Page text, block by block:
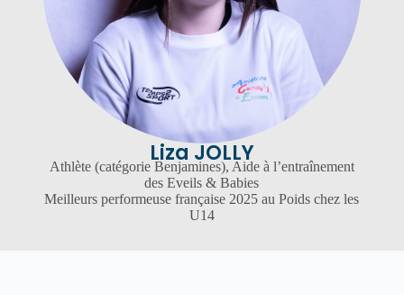
Liza JOLLY
Athlète (catégorie Benjamines), Aide à l’entraînement
des Eveils & Babies
Meilleurs performeuse française 2025 au Poids chez les
U14